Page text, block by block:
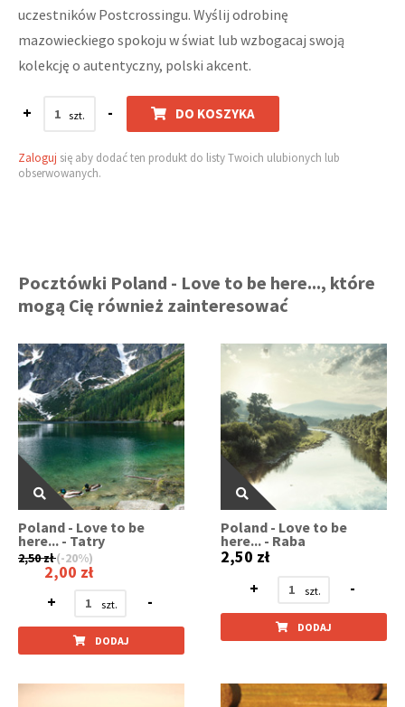
uczestników Postcrossingu. Wyślij odrobinę
mazowieckiego spokoju w świat lub wzbogacaj swoją
kolekcję o autentyczny, polski akcent.
+ - DO KOSZYKA
Zaloguj się aby dodać ten produkt do listy Twoich ulubionych lub
obserwowanych.
Pocztówki Poland - Love to be here..., które
mogą Cię również zainteresować
Poland - Love to be
here... - Tatry
2,50 zł (-20%)
2,00 zł
+
-
DODAJ
Poland - Love to be
here... - Raba
2,50 zł
+
-
DODAJ